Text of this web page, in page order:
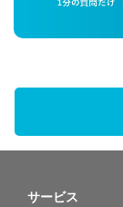
サービス